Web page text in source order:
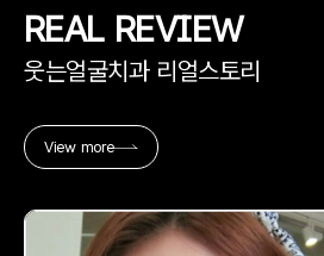
03
세팔로 촬영
REALREVIEW
웃는얼굴치과 리얼스토리
View more